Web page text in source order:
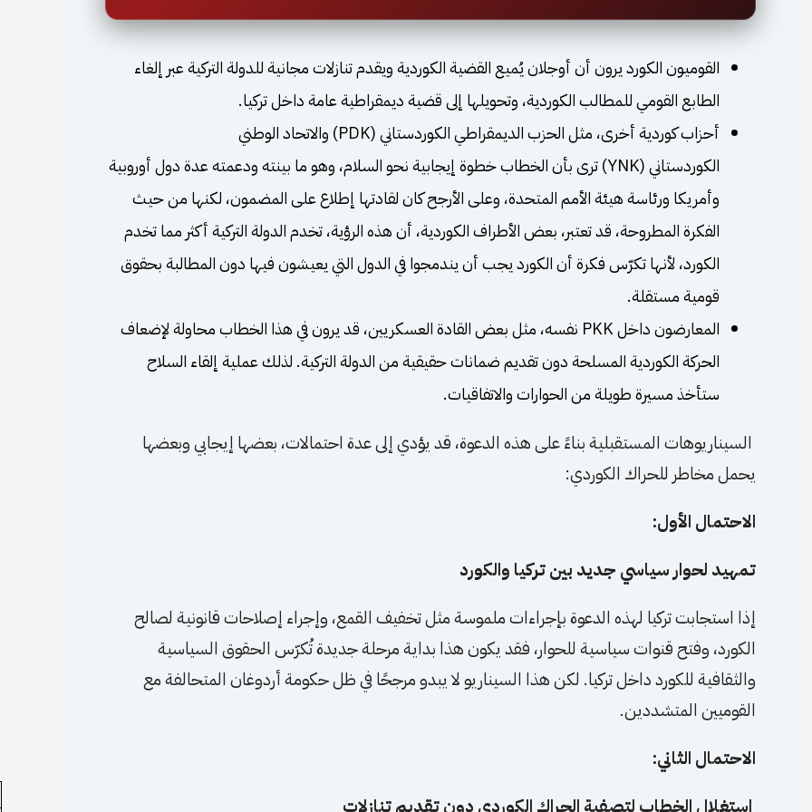
القوميون الكورد يرون أن أوجلان يُميع القضية الكوردية ويقدم تنازلات مجانية للدولة التركية عبر إلغاء
الطابع القومي للمطالب الكوردية، وتحويلها إلى قضية ديمقراطية عامة داخل تركيا.
أحزاب كوردية أخرى، مثل الحزب الديمقراطي الكوردستاني (PDK) والاتحاد الوطني
الكوردستاني (YNK) ترى بأن الخطاب خطوة إيجابية نحو السلام، وهو ما بينته ودعمته عدة دول أوروبية
وأمريكا ورئاسة هيئة الأمم المتحدة، وعلى الأرجح كان لقادتها إطلاع على المضمون، لكنها من حيث
الفكرة المطروحة، قد تعتبر، بعض الأطراف الكوردية، أن هذه الرؤية، تخدم الدولة التركية أكثر مما تخدم
الكورد، لأنها تكرّس فكرة أن الكورد يجب أن يندمجوا في الدول التي يعيشون فيها دون المطالبة بحقوق
قومية مستقلة.
المعارضون داخل PKK نفسه، مثل بعض القادة العسكريين، قد يرون في هذا الخطاب محاولة لإضعاف
الحركة الكوردية المسلحة دون تقديم ضمانات حقيقية من الدولة التركية. لذلك عملية إلقاء السلاح
ستأخذ مسيرة طويلة من الحوارات والاتفاقيات.
السيناريوهات المستقبلية بناءً على هذه الدعوة، قد يؤدي إلى عدة احتمالات، بعضها إيجابي وبعضها
يحمل مخاطر للحراك الكوردي:
الاحتمال الأول:
تمهيد لحوار سياسي جديد بين تركيا والكورد
إذا استجابت تركيا لهذه الدعوة بإجراءات ملموسة مثل تخفيف القمع، وإجراء إصلاحات قانونية لصالح
الكورد، وفتح قنوات سياسية للحوار، فقد يكون هذا بداية مرحلة جديدة تُكرّس الحقوق السياسية
والثقافية للكورد داخل تركيا. لكن هذا السيناريو لا يبدو مرجحًا في ظل حكومة أردوغان المتحالفة مع
القوميين المتشددين.
الاحتمال الثاني:
استغلال الخطاب لتصفية الحراك الكوردي دون تقديم تنازلات